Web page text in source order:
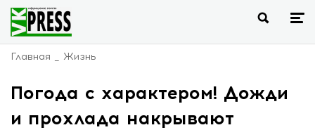
Главная Жизнь
Погода с характером! Дожди
и прохлада накрывают